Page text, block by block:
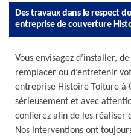
Des travaux dans le respect
entreprise de couverture
Vous envisagez d’installer,
remplacer ou d’entretenir
entreprise Histoire Toiture à
sérieusement et avec
confierez afin de les réaliser
Nos interventions ont